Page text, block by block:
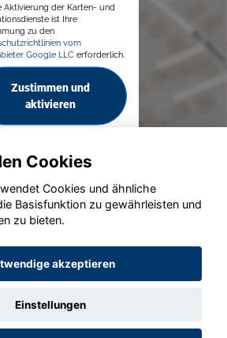
Aktivierung der Karten- und
ist Ihre
zu den
vom
Google LLC erforderlich.
Zustimmen und
aktivieren
GmbH 2020 - 2026
Cookies
Cookies und ähnliche
Basisfunktion zu gewährleisten und
zu bieten.
akzeptieren
Einstellungen